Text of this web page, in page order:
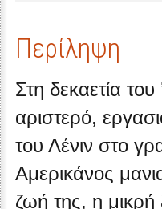
Περίληψη
Στη δεκαετία
αριστερό,
του Λένιν στο
Αμερικάνος
ζωή της, η